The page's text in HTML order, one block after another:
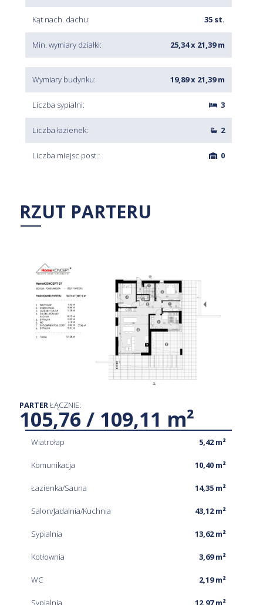
Kąt nach. dachu: 35 st.
Min. wymiary działki: 25,34 x 21,39 m
Wymiary budynku: 19,89 x 21,39 m
Liczba sypialni: 3
Liczba łazienek: 2
Liczba miejsc post.: 0
RZUT PARTERU
PARTERŁĄCZNIE:
105,76 / 109,11 m²
Wiatrołap 5,42 m²
Komunikacja 10,40 m²
Łazienka/Sauna 14,35 m²
Salon/Jadalnia/Kuchnia 43,12 m²
Sypialnia 13,62 m²
Kotłownia 3,69 m²
WC 2,19 m²
Sypialnia 12,97 m²